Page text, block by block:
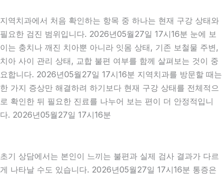
지역치과에서 처음 확인하는 항목 중 하나는 현재 구강 상태와
필요한 검진 범위입니다. 2026년05월27일 17시16분 눈에 보
이는 충치나 깨진 치아뿐 아니라 잇몸 상태, 기존 보철물 주변,
치아 사이 관리 상태, 교합 불편 여부를 함께 살펴보는 것이 중
요합니다. 2026년05월27일 17시16분 지역치과를 방문할 때는
한 가지 증상만 해결하려 하기보다 현재 구강 상태를 전체적으
로 확인한 뒤 필요한 진료를 나누어 보는 편이 더 안정적입니
다. 2026년05월27일 17시16분
초기 상담에서는 본인이 느끼는 불편과 실제 검사 결과가 다르
게 나타날 수도 있습니다. 2026년05월27일 17시16분 통증은